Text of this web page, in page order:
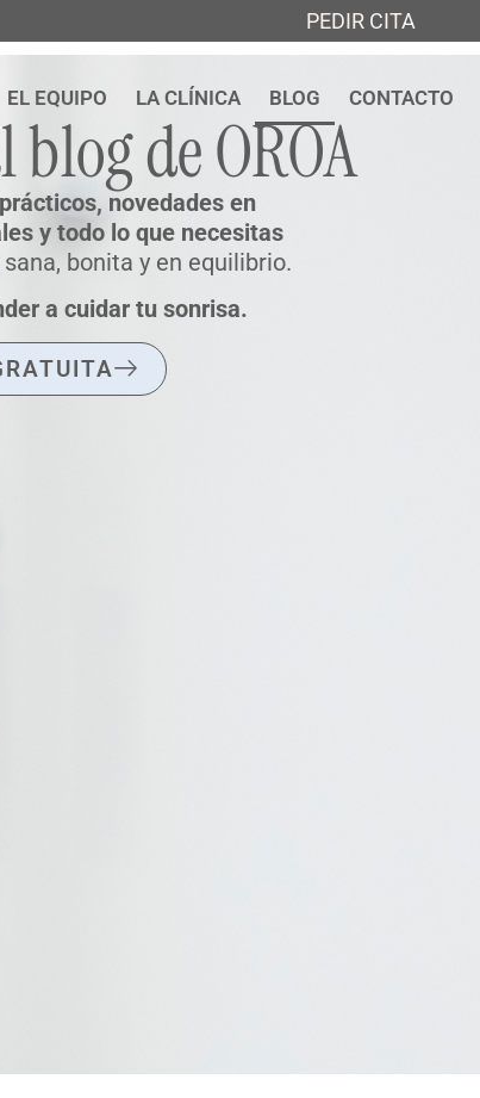
PEDIR CITA
EL EQUIPO LA CLÍNICA BLOG CONTACTO
de OROA
novedades en
y todo lo que necesitas
bonita y en equilibrio.
a cuidar tu sonrisa.